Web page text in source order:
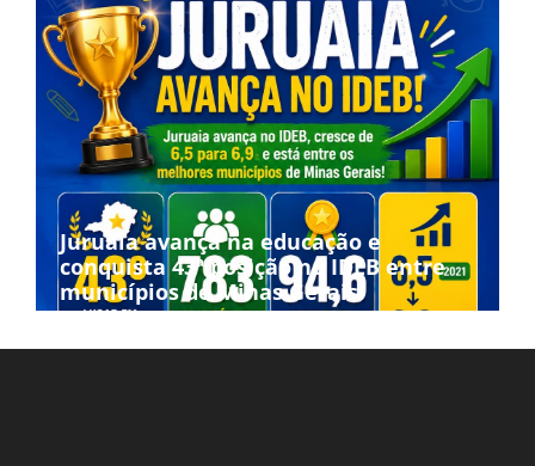
Juruaia avança na educação e
conquista 43ª posição no IDEB entre
municípios de Minas Gerais